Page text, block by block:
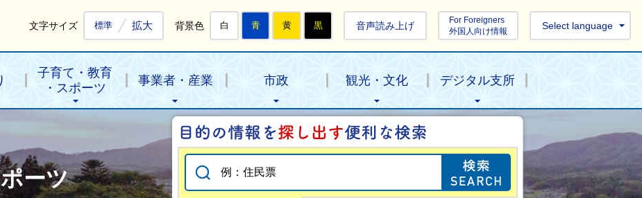
文字サイズ 標準 拡大 背景色 白 青 黄 黒 音声読み上げ
For Foreigners
外国人向け情報
Select language
子育て・教育
・スポーツ
事業者・産業 市政 観光・文化 デジタル支所
ーツ
目的の情報を探